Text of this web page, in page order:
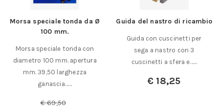
Morsa speciale tonda da Ø
100 mm.
Morsa speciale tonda con
diametro 100 mm. apertura
mm. 39,50 larghezza
ganascia……
€69,50
Guida del nastro di ricambio
Guida con cuscinetti per
sega a nastro con 3
cuscinetti a sfera e……
€ 18,25